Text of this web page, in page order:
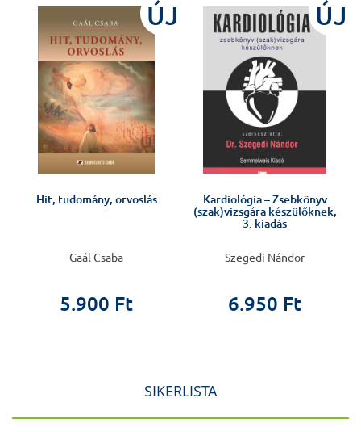
ÚJ
Hit, tudomány, orvoslás
Gaál Csaba
5.900 Ft
ÚJ
Kardiológia – Zsebkönyv
(szak)vizsgára készülőknek,
3. kiadás
Szegedi Nándor
6.950 Ft
SIKERLISTA